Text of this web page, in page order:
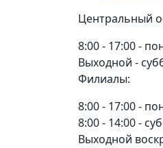
Центральный
8:00 - 17:00 -
Выходной -
Филиалы:
8:00 - 17:00 -
8:00 - 14:00 -
Выходной